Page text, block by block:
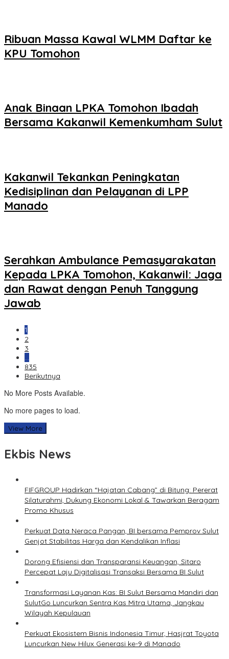
Ribuan Massa Kawal WLMM Daftar ke
KPU Tomohon
Anak Binaan LPKA Tomohon Ibadah
Bersama Kakanwil Kemenkumham Sulut
Kakanwil Tekankan Peningkatan
Kedisiplinan dan Pelayanan di LPP
Manado
Serahkan Ambulance Pemasyarakatan
Kepada LPKA Tomohon, Kakanwil: Jaga
dan Rawat dengan Penuh Tanggung
Jawab
1
2
3
…
835
Berikutnya
No More Posts Available.
No more pages to load.
View More
Ekbis News
FIFGROUP Hadirkan “Hajatan Cabang” di Bitung: Pererat
Silaturahmi, Dukung Ekonomi Lokal & Tawarkan Beragam
Promo Khusus
Perkuat Data Neraca Pangan, BI bersama Pemprov Sulut
Genjot Stabilitas Harga dan Kendalikan Inflasi
Dorong Efisiensi dan Transparansi Keuangan, Sitaro
Percepat Laju Digitalisasi Transaksi Bersama BI Sulut
Transformasi Layanan Kas: BI Sulut Bersama Mandiri dan
SulutGo Luncurkan Sentra Kas Mitra Utama, Jangkau
Wilayah Kepulauan
Perkuat Ekosistem Bisnis Indonesia Timur, Hasjrat Toyota
Luncurkan New Hilux Generasi ke-9 di Manado